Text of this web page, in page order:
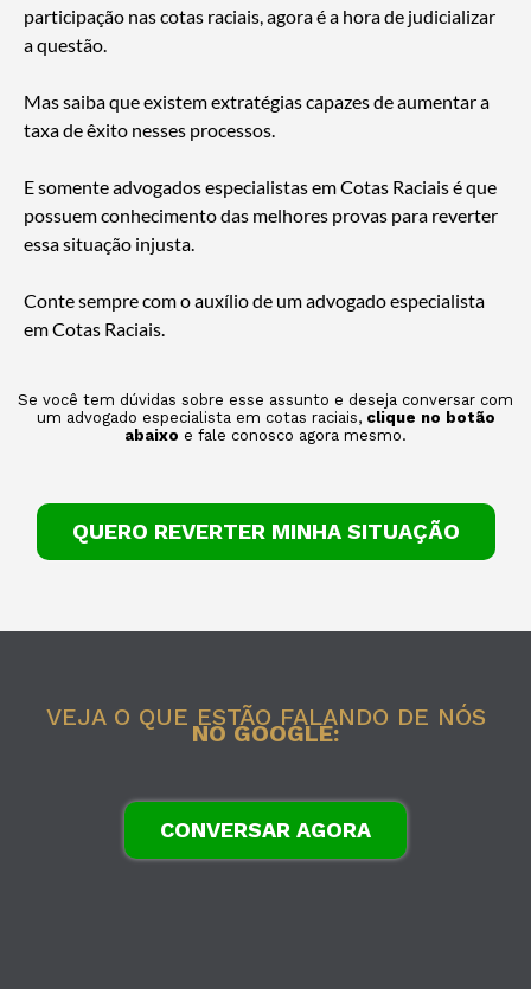
participação nas cotas raciais, agora é a hora de judicializar
a questão.
Mas saiba que existem extratégias capazes de aumentar a
taxa de êxito nesses processos.
E somente advogados especialistas em Cotas Raciais é que
possuem conhecimento das melhores provas para reverter
essa situação injusta.
Conte sempre com o auxílio de um advogado especialista
em Cotas Raciais.
Se você tem dúvidas sobre esse assunto e deseja conversar com
um advogado especialista em cotas raciais, clique no botão
abaixo e fale conosco agora mesmo.
QUERO REVERTER MINHA SITUAÇÃO
VEJA O QUE ESTÃO FALANDO DE NÓS
NO GOOGLE:
CONVERSAR AGORA